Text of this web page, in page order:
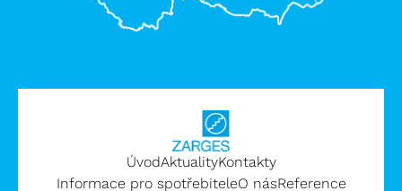
ÚvodAktualityKontakty
Informace pro spotřebiteleO násReference